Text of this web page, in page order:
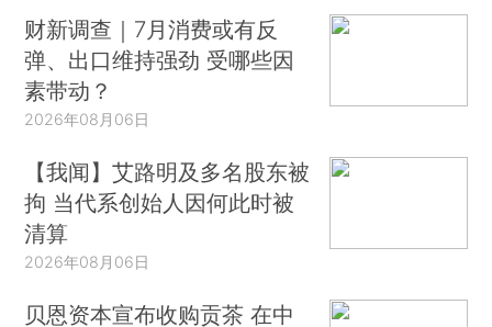
财新调查｜7月消费或有反
弹、出口维持强劲 受哪些因
素带动？
2026年08月06日
【我闻】艾路明及多名股东被
拘 当代系创始人因何此时被
清算
2026年08月06日
贝恩资本宣布收购贡茶 在中